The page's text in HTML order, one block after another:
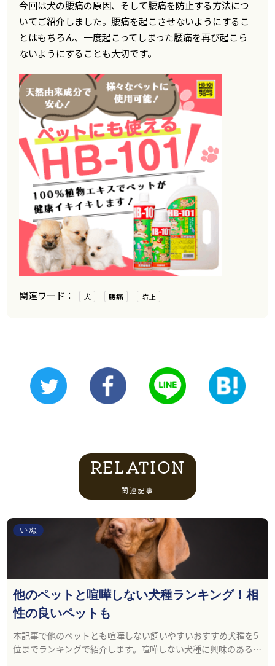
今回は犬の腰痛の原因、そして腰痛を防止する方法につ
いてご紹介しました。腰痛を起こさせないようにするこ
とはもちろん、一度起こってしまった腰痛を再び起こら
ないようにすることも大切です。
犬 腰痛 防止
RELATION
関連記事
いぬ
他のペットと喧嘩しない犬種ランキング！相
性の良いペットも
本記事で他のペットとも喧嘩しない飼いやすいおすすめ犬種を5
位までランキングで紹介します。喧嘩しない犬種に興味のある方